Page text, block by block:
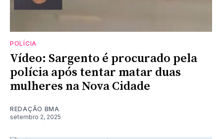
POLÍCIA
Vídeo: Sargento é procurado pela
polícia após tentar matar duas
mulheres na Nova Cidade
REDAÇÃO BMA
setembro 2, 2025